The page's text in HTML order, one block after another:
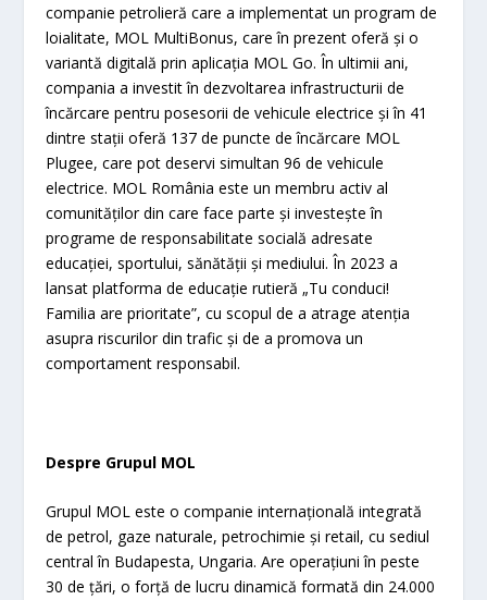
companie petrolieră care a implementat un program de
loialitate, MOL MultiBonus, care în prezent oferă și o
variantă digitală prin aplicația MOL Go. În ultimii ani,
compania a investit în dezvoltarea infrastructurii de
încărcare pentru posesorii de vehicule electrice și în 41
dintre stații oferă 137 de puncte de încărcare MOL
Plugee, care pot deservi simultan 96 de vehicule
electrice. MOL România este un membru activ al
comunităților din care face parte și investește în
programe de responsabilitate socială adresate
educației, sportului, sănătății și mediului. În 2023 a
lansat platforma de educație rutieră „Tu conduci!
Familia are prioritate”, cu scopul de a atrage atenția
asupra riscurilor din trafic și de a promova un
comportament responsabil.
Despre Grupul MOL
Grupul MOL este o companie internațională integrată
de petrol, gaze naturale, petrochimie și retail, cu sediul
central în Budapesta, Ungaria. Are operațiuni în peste
30 de țări, o forță de lucru dinamică formată din 24.000